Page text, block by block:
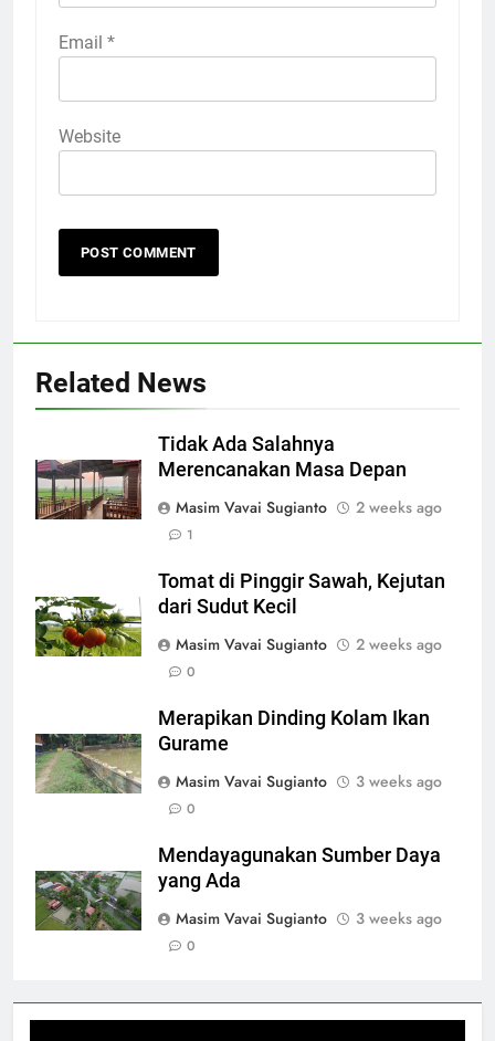
Email *
Website
Related News
Tidak Ada Salahnya
Merencanakan Masa Depan
Masim Vavai Sugianto
2 weeks ago
1
Tomat di Pinggir Sawah, Kejutan
dari Sudut Kecil
Masim Vavai Sugianto
2 weeks ago
0
Merapikan Dinding Kolam Ikan
Gurame
Masim Vavai Sugianto
3 weeks ago
0
Mendayagunakan Sumber Daya
yang Ada
Masim Vavai Sugianto
3 weeks ago
0